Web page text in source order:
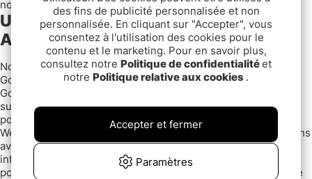
nouveau votre consentement.
Utilisation des services Google Web
Analytics
Notre site Web, www.sportfishtackle.fr, utilise des services
Google tels que Google Analytics et Google Remarketing.
Google utilise les informations personnelles collectées pour
suivre et enquêter sur l'utilisation de www.sportfishtackle.fr,
pour produire des rapports concernant l'activité sur le site
Web, pour cibler le marketing et pour partager les informations
avec d'autres services Google. Google peut utiliser les
informations personnelles collectées conformément à la
politique de confidentialité de Google qui peut être consultée
des fins de publicité personnalisée et non
personnalisée. En cliquant sur "Accepter", vous
consentez à l'utilisation des cookies pour le
contenu et le marketing. Pour en savoir plus,
consultez notre Politique de confidentialitéet
notre Politique relative aux cookies .
Paramètres
Accepter et fermer